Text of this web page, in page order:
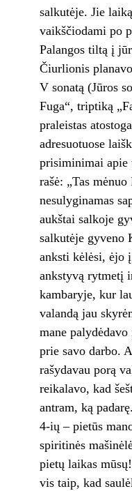
salkutėje. Jie
vaikščiodami po
Palangos tiltą į
Čiurlionis
V sonatą (Jūros
Fuga“, triptiką
praleistas
adresuotuose
prisiminimai apie
rašė: „Tas
nesulyginamas
aukštai salkoje
salkutėje gyveno
anksti kėlėsi, ėjo
ankstyvą rytmetį
kambaryje, kur
valandą jau
mane
prie savo darbo.
rašydavau porą
reikalavo, kad
antram, ką
4-ių – pietūs
spiritinės
pietų laikas
vis taip, kad